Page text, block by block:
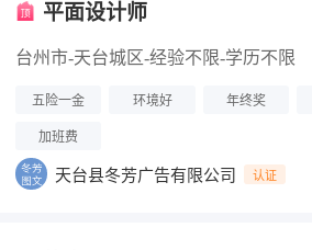
平面设计师
台州市-天台城区-经验不限-学历不限
五险一金 环境好 年终奖
加班费
天台县冬芳广告有限公司 认证